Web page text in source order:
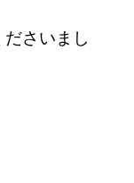
さいまし